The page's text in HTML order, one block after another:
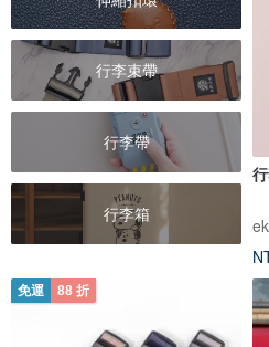
行李束帶
行李帶
行李箱
免運 88 折